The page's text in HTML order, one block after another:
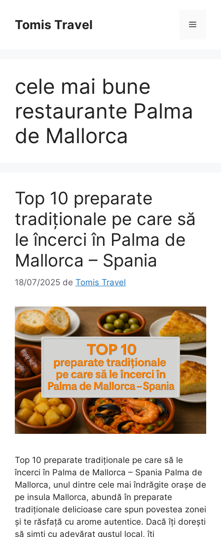
conținutTomis Travel Meniu
cele mai bune
restaurante Palma
de Mallorca
Top 10 preparate
tradiționale pe care să
le încerci în Palma de
Mallorca – Spania
18/07/2025 de Tomis Travel
Top 10 preparate tradiționale pe care să le
încerci în Palma de Mallorca – Spania Palma de
Mallorca, unul dintre cele mai îndrăgite orașe de
pe insula Mallorca, abundă în preparate
tradiționale delicioase care spun povestea zonei
și te răsfață cu arome autentice. Dacă îți dorești
să simți cu adevărat gustul local, îți